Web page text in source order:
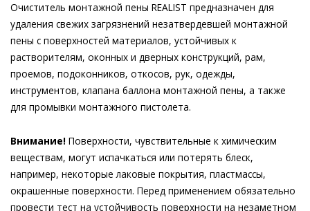
Очиститель монтажной пены REALIST предназначен для
удаления свежих загрязнений незатвердевшей монтажной
пены с поверхностей материалов, устойчивых к
растворителям, оконных и дверных конструкций, рам,
проемов, подоконников, откосов, рук, одежды,
инструментов, клапана баллона монтажной пены, а также
для промывки монтажного пистолета.
Внимание! Поверхности, чувствительные к химическим
веществам, могут испачкаться или потерять блеск,
например, некоторые лаковые покрытия, пластмассы,
окрашенные поверхности. Перед применением обязательно
провести тест на устойчивость поверхности на незаметном